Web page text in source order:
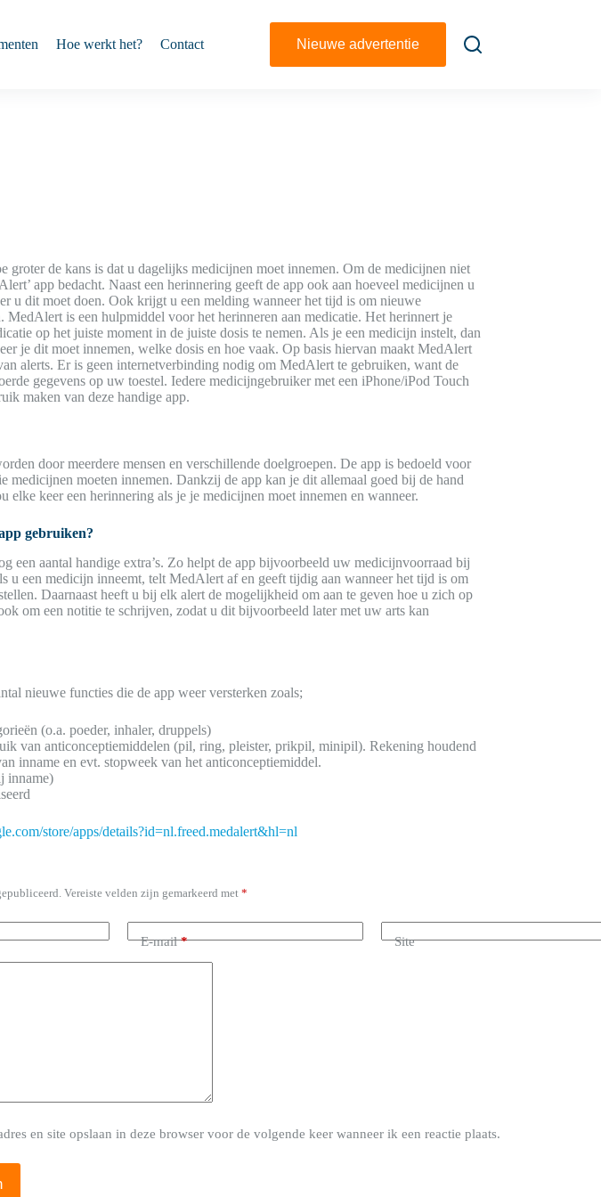
Hoe werkt het? Contact Nieuwe advertentie
groter de kans is dat u dagelijks medicijnen moet innemen. Om de medicijnen niet
app bedacht. Naast een herinnering geeft de app ook aan hoeveel medicijnen u
u dit moet doen. Ook krijgt u een melding wanneer het tijd is om nieuwe
MedAlert is een hulpmiddel voor het herinneren aan medicatie. Het herinnert je
op het juiste moment in de juiste dosis te nemen. Als je een medicijn instelt, dan
je dit moet innemen, welke dosis en hoe vaak. Op basis hiervan maakt MedAlert
alerts. Er is geen internetverbinding nodig om MedAlert te gebruiken, want de
gegevens op uw toestel. Iedere medicijngebruiker met een iPhone/iPod Touch
maken van deze handige app.
door meerdere mensen en verschillende doelgroepen. De app is bedoeld voor
medicijnen moeten innemen. Dankzij de app kan je dit allemaal goed bij de hand
elke keer een herinnering als je je medicijnen moet innemen en wanneer.
gebruiken?
een aantal handige extra’s. Zo helpt de app bijvoorbeeld uw medicijnvoorraad bij
u een medicijn inneemt, telt MedAlert af en geeft tijdig aan wanneer het tijd is om
Daarnaast heeft u bij elk alert de mogelijkheid om aan te geven hoe u zich op
om een notitie te schrijven, zodat u dit bijvoorbeeld later met uw arts kan
nieuwe functies die de app weer versterken zoals;
(o.a. poeder, inhaler, druppels)
van anticonceptiemiddelen (pil, ring, pleister, prikpil, minipil). Rekening houdend
inname en evt. stopweek van het anticonceptiemiddel.
inname)
store/apps/details?id=nl.freed.medalert&hl=nl
Vereiste velden zijn gemarkeerd met*
E-mail* Site
en site opslaan in deze browser voor de volgende keer wanneer ik een reactie plaats.